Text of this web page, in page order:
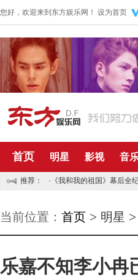
您好，欢迎来到东方娱乐网！ 设为首页
首页 明星 影视 音
推荐： · 《我和我的祖国》幕后全
当前位置： 首页 > 明星
乐嘉不知李小冉